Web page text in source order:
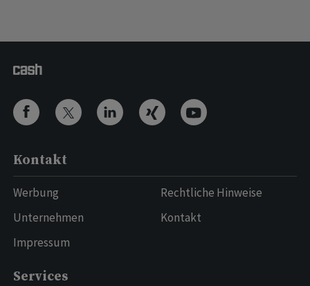
Kontakt
Werbung
Unternehmen
Impressum
Rechtliche Hinweise
Kontakt
Services